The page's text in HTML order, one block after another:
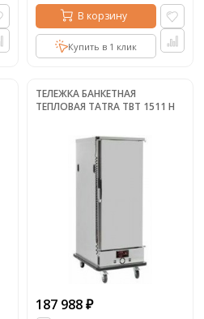
В корзину
Купить в 1 клик
ТЕЛЕЖКА БАНКЕТНАЯ
ТЕПЛОВАЯ TATRA TBT 1511 H
187 988 ₽